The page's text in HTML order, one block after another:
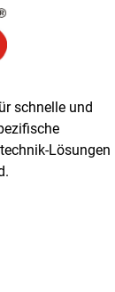
schnelle und
Lösungen